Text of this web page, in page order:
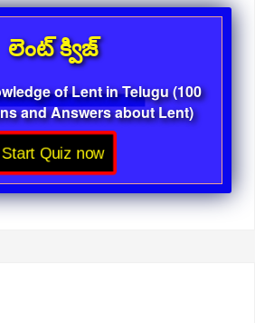
లెంట్ క్విజ్
of Lent in Telugu (100
and Answers about Lent)
Start Quiz now